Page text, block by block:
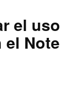
el uso
Note